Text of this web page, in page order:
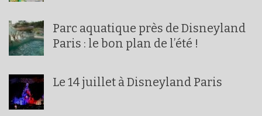
Parc aquatique près de Disneyland
Paris : le bon plan de l’été !
Le 14 juillet à Disneyland Paris